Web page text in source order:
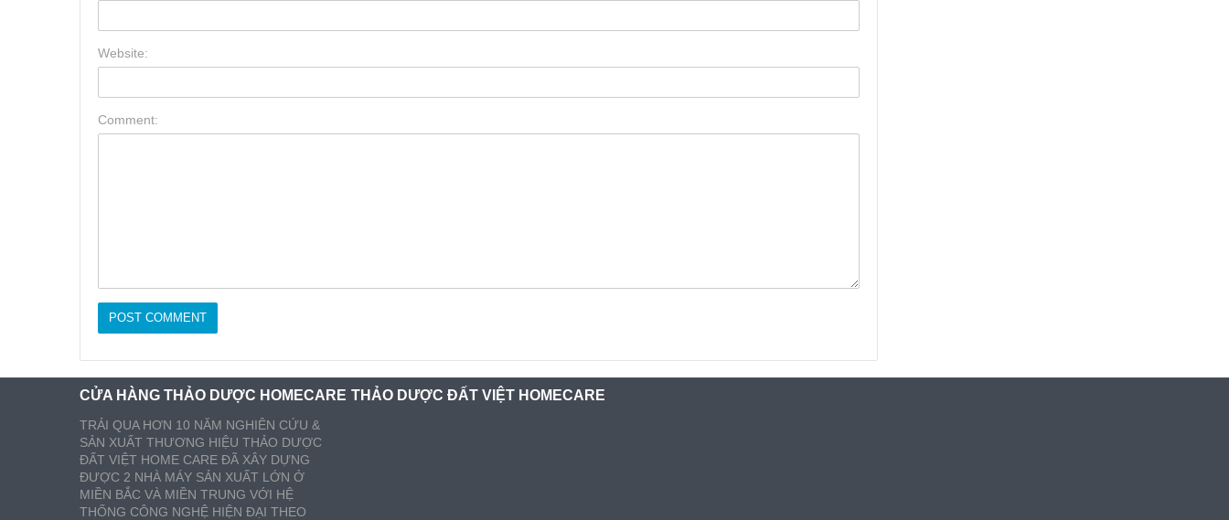
Website:
Comment:
CỬA HÀNG THẢO DƯỢC HOMECARE
TRẢI QUA HƠN 10 NĂM NGHIÊN CỨU &
SẢN XUẤT THƯƠNG HIỆU THẢO DƯỢC
ĐẤT VIỆT HOME CARE ĐÃ XÂY DỰNG
ĐƯỢC 2 NHÀ MÁY SẢN XUẤT LỚN Ở
MIỀN BẮC VÀ MIỀN TRUNG VỚI HỆ
THỐNG CÔNG NGHỆ HIỆN ĐẠI THEO
THẢO DƯỢC ĐẤT VIỆT HOMECARE